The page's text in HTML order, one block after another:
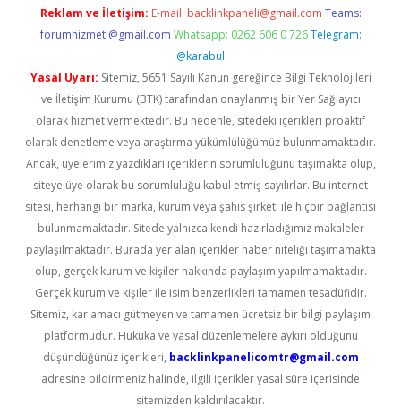
Reklam ve İletişim: E-mail: backlinkpaneli@gmail.com Teams:
forumhizmeti@gmail.com Whatsapp: 0262 606 0 726 Telegram:
@karabul
Yasal Uyarı: Sitemiz, 5651 Sayılı Kanun gereğince Bilgi Teknolojileri
ve İletişim Kurumu (BTK) tarafından onaylanmış bir Yer Sağlayıcı
olarak hizmet vermektedir. Bu nedenle, sitedeki içerikleri proaktif
olarak denetleme veya araştırma yükümlülüğümüz bulunmamaktadır.
Ancak, üyelerimiz yazdıkları içeriklerin sorumluluğunu taşımakta olup,
siteye üye olarak bu sorumluluğu kabul etmiş sayılırlar. Bu internet
sitesi, herhangi bir marka, kurum veya şahıs şirketi ile hiçbir bağlantısı
bulunmamaktadır. Sitede yalnızca kendi hazırladığımız makaleler
paylaşılmaktadır. Burada yer alan içerikler haber niteliği taşımamakta
olup, gerçek kurum ve kişiler hakkında paylaşım yapılmamaktadır.
Gerçek kurum ve kişiler ile isim benzerlikleri tamamen tesadüfidir.
Sitemiz, kar amacı gütmeyen ve tamamen ücretsiz bir bilgi paylaşım
platformudur. Hukuka ve yasal düzenlemelere aykırı olduğunu
düşündüğünüz içerikleri, backlinkpanelicomtr@gmail.com
adresine bildirmeniz halinde, ilgili içerikler yasal süre içerisinde
sitemizden kaldırılacaktır.